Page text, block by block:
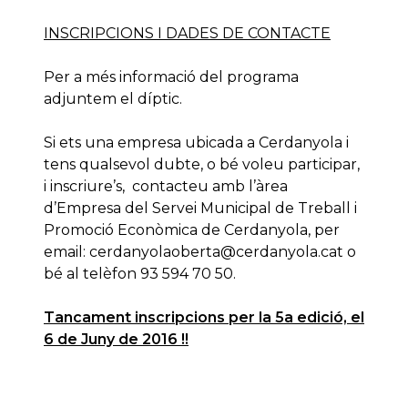
INSCRIPCIONS I DADES DE CONTACTE
Per a més informació del programa
adjuntem el díptic.
Si ets una empresa ubicada a Cerdanyola i
tens qualsevol dubte, o bé voleu participar,
i inscriure’s, contacteu amb l’àrea
d’Empresa del Servei Municipal de Treball i
Promoció Econòmica de Cerdanyola, per
email: cerdanyolaoberta@cerdanyola.cat o
bé al telèfon 93 594 70 50.
Tancament inscripcions per la 5a edició, el
6 de Juny de 2016 !!